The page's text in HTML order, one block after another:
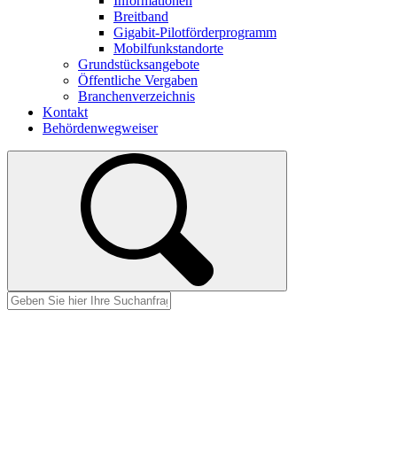
Breitband
Gigabit-Pilotförderprogramm
Mobilfunkstandorte
Grundstücksangebote
Öffentliche Vergaben
Branchenverzeichnis
Kontakt
Behördenwegweiser